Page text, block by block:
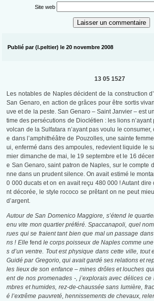
Site web
Publié par (l.peltier) le 20 novembre 2008
13 05 1527
Les notables de Naples décident de la construction
San Genaro, en action de grâces pour être sortis
uve et de la peste. San Genaro – Saint Janvier – est
time des persécutions de Dioclétien : les lions
volcan de la Sulfatara n’ayant pas voulu le
e dans l’amphithéâtre de Pouzolles, une sainte
ui, enfermé dans des ampoules, redevient liquide le
mier dimanche de mai, le 19 septembre et le 16
e San Genaro, saint patron de Naples, sur le compte
nne dans un prudent silence. On avait estimé le
0 000 ducats et on en avait reçu 480 000 ! Autant dire
nt décorée, le style rococo se prêtant on ne peut
d’argent.
Autour de San Domenico Maggiore, s’étend le
enu vite mon quartier préféré. Spaccanapoli, quel
rues qui se fraient tant bien que mal un passage
ns ! Elle fend le corps poisseux de Naples comme
s d’un ventre. Tout est physique dans cette ville, tout
Guidé par Gregorio, qui avait gardé ses relations et
les lieux de son enfance – mines drôles et louches
ent de nos promenades -, j’explorais avec délices
mbres et humides, rez-de-chaussée sans lumière,
é l’extrême pauvreté, hennissements de chevaux,